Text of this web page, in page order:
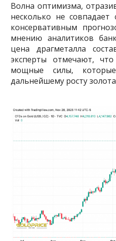
Волна оптимизма,
несколько не
консервативным
мнению аналитиков
цена драгметалла
эксперты отмечают,
мощные силы,
дальнейшему росту